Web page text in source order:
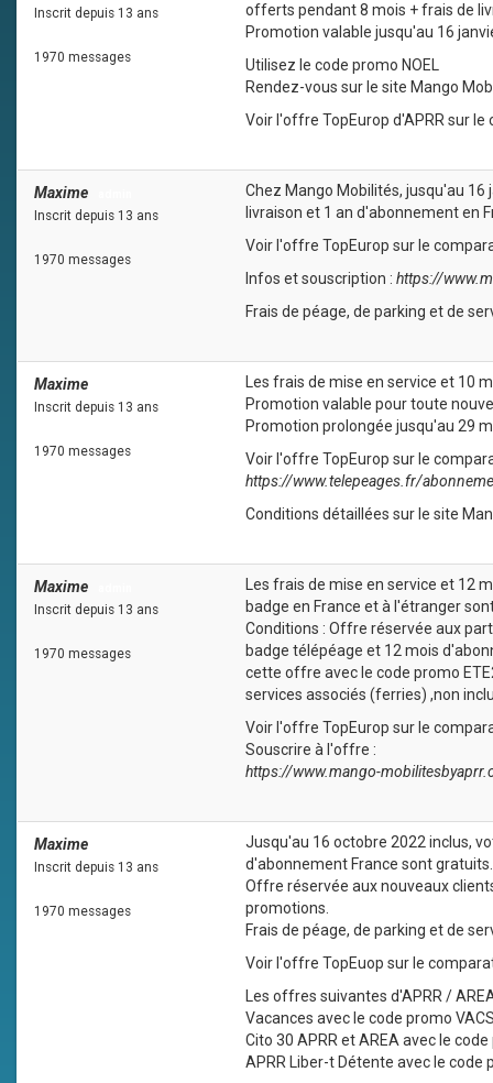
Inscrit depuis 13 ans
1970 messages
offerts pendant 8 mois + frais de
Promotion valable jusqu'au 16
Utilisez le code promo NOEL
Rendez-vous sur le site Mango
Voir l'offre TopEurop d'APRR sur
Maxime
Inscrit depuis 13 ans
1970 messages
Chez Mango Mobilités, jusqu'au
livraison et 1 an d'abonnement en
Voir l'offre TopEurop sur le
Infos et souscription : https://
Frais de péage, de parking et de
Maxime
Inscrit depuis 13 ans
1970 messages
Les frais de mise en service et 10
Promotion valable pour toute
Promotion prolongée jusqu'au 29
Voir l'offre TopEurop sur le
https://www.telepeages.fr/
Conditions détaillées sur le site
Maxime
Inscrit depuis 13 ans
1970 messages
Les frais de mise en service et 12
badge en France et à l'étranger
Conditions : Offre réservée aux
badge télépéage et 12 mois
cette offre avec le code promo
services associés (ferries) ,non
Voir l'offre TopEurop sur le
Souscrire à l'offre :
https://www.mango-
Maxime
Inscrit depuis 13 ans
1970 messages
Jusqu'au 16 octobre 2022 inclus,
d'abonnement France sont gratuits.
Offre réservée aux nouveaux
promotions.
Frais de péage, de parking et de
Voir l'offre TopEuop sur le
Les offres suivantes d'APRR /
Vacances avec le code promo
Cito 30 APRR et AREA avec le
APRR Liber-t Détente avec le code